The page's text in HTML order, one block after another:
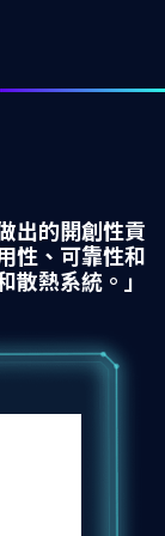
出的開創性貢
性、可靠性和
熱系統。」